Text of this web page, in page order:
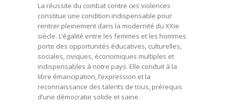
La réussite du combat contre ces violences
constitue une condition indispensable pour
rentrer pleinement dans la modernité du XXIe
siècle. L’égalité entre les femmes et les hommes
porte des opportunités éducatives, culturelles,
sociales, civiques, économiques multiples et
indispensables à notre pays. Elle conduit à la
libre émancipation, l’expression et la
reconnaissance des talents de tous, prérequis
d’une démocratie solide et saine.